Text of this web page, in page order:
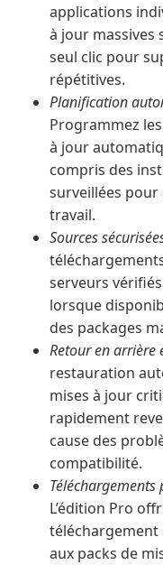
applications
à jour massives
seul clic pour
répétitives.
Planification
Programmez
à jour
compris des
surveillées
travail.
Sources
serveurs
lorsque
des packages
Retour en arrière
restauration
mises à jour
rapidement
cause des
compatibilité.
L’édition Pro
téléchargement
aux packs de